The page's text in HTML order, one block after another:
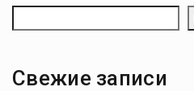
Свежие записи